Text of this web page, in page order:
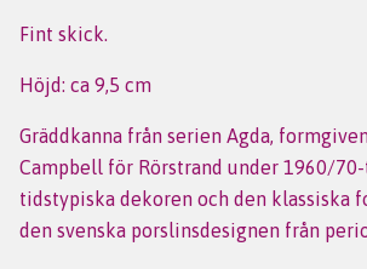
Fint skick.
Höjd: ca 9,5 cm
Gräddkanna från serien Agda,
Campbell för Rörstrand under 1960/
tidstypiska dekoren och den klassiska
den svenska porslinsdesignen från